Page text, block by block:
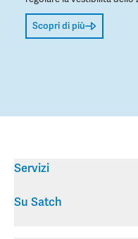
Scopri di più
Servizi
Su Satch